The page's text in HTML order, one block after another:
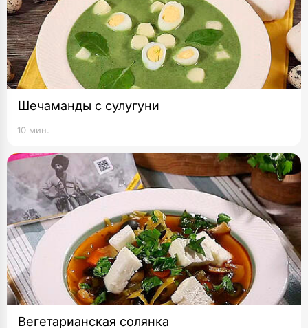
Шечаманды с сулугуни
10 мин.
Вегетарианская солянка